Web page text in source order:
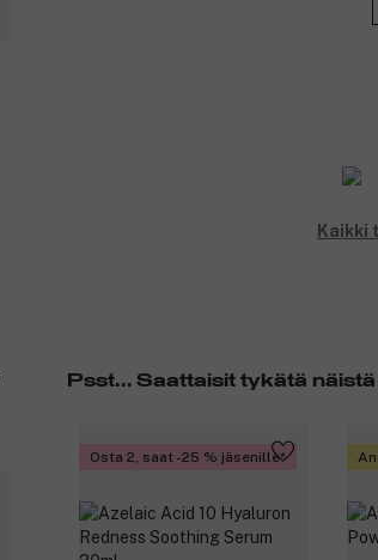
Kaikki
Psst... Saattaisit tykätä näistä
Osta 2, saat -25 % jäsenille